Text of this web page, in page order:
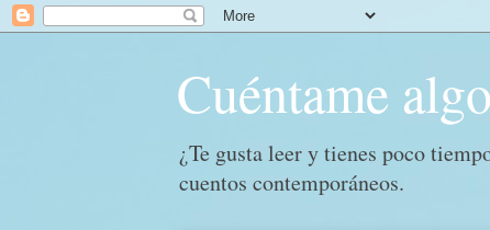
Cuéntame
¿Te gusta leer y tienes poco
cuentos contemporáneos.